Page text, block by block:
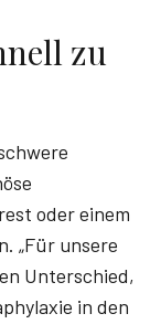
zu
oder einem
„Für unsere
Unterschied,
in den